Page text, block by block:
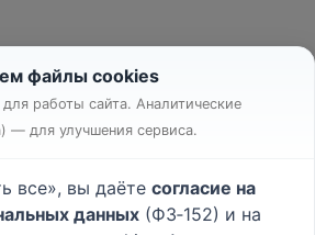
Реклама
соглашение
конфиденциальности
файлы cookies
работы сайта. Аналитические
— для улучшения сервиса.
все», вы даёте согласие на
данных (ФЗ‑152) и на